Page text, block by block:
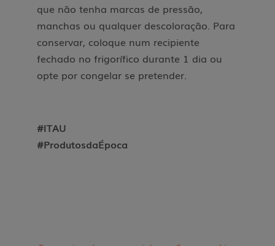
que não tenha marcas de pressão,
manchas ou qualquer descoloração. Para
conservar, coloque num recipiente
fechado no frigorífico durante 1 dia ou
opte por congelar se pretender.
#ITAU
#ProdutosdaÉpoca